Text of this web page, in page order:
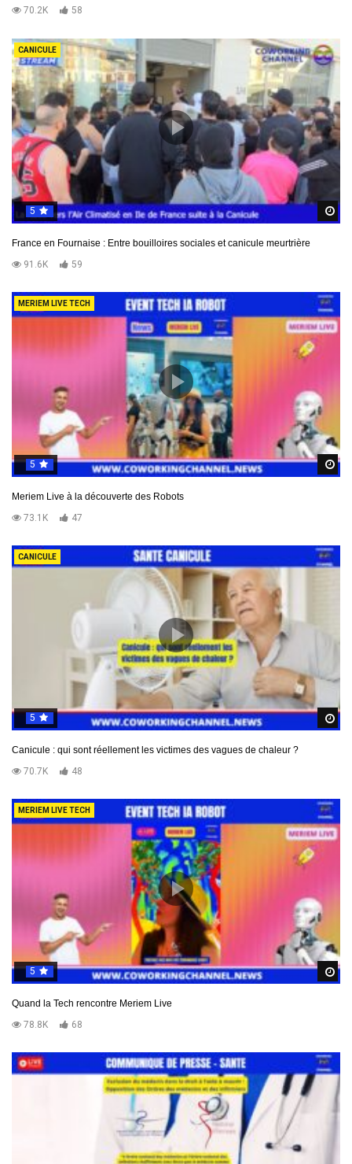
70.2K 58
CANICULE
5
France en Fournaise : Entre bouilloires sociales et canicule meurtrière
91.6K
59
MERIEM LIVE TECH
5
Meriem Live à la découverte des Robots
73.1K
47
CANICULE
5
Canicule : qui sont réellement les victimes des vagues de chaleur ?
70.7K
48
MERIEM LIVE TECH
5
Quand la Tech rencontre Meriem Live
78.8K
68